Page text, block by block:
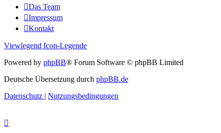
Das Team
Impressum
Kontakt
Viewlegend Icon-Legende
Powered by phpBB® Forum Software © phpBB Limited
Deutsche Übersetzung durch phpBB.de
Datenschutz | Nutzungsbedingungen